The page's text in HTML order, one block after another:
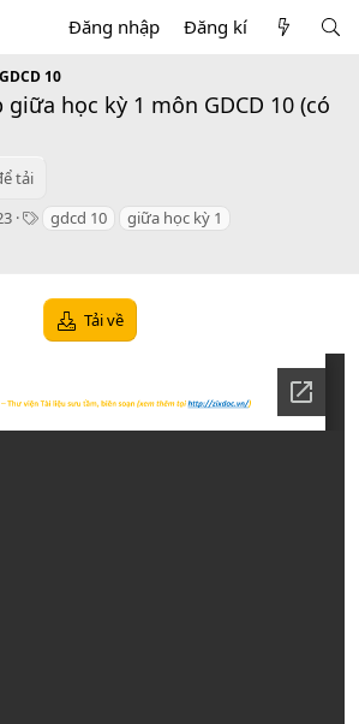
Đăng nhập Đăng kí
10
học kỳ 1 môn GDCD 10 (có
tải
T gdcd 10
giữa học kỳ 1
Tải về